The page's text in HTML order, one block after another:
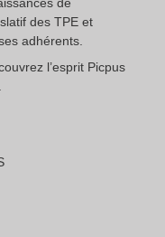
des TPE et
adhérents.
l’esprit Picpus